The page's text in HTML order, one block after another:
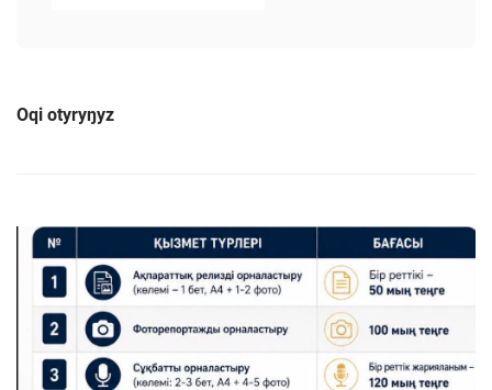
Oqi otyryŋyz